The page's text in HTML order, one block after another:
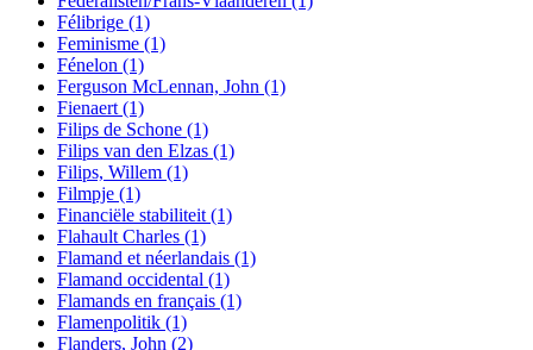
Félibrige (1)
Feminisme (1)
Fénelon (1)
Ferguson McLennan, John (1)
Fienaert (1)
Filips de Schone (1)
Filips van den Elzas (1)
Filips, Willem (1)
Filmpje (1)
Financiële stabiliteit (1)
Flahault Charles (1)
Flamand et néerlandais (1)
Flamand occidental (1)
Flamands en français (1)
Flamenpolitik (1)
Flanders, John (2)